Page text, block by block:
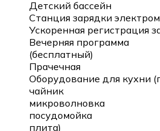
Детский бассейн
Станция зарядки
Ускоренная регистрация
Вечерняя программа
(бесплатный)
Прачечная
Оборудование для кухни
чайник
микроволновка
посудомойка
плита)